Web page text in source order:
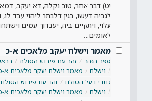
יט) דבר אחר, טוב נקלה, דא יעקב,
לגביה דעשו, בגין דלבתר ליהוי עבד לו,
עלוי, ויתקיים ביה, יעבדוך עמים
לאומים…
מאמר וישלח יעקב מלאכים א-כ
ספר הזהר זהר עם פירוש הסולם
וישלח
מאמר וישלח יעקב מלאכים א-
כתבי בעל הסולם
זהר עם פירוש הסולם
וישלח
מאמר וישלח יעקב מלאכים א-